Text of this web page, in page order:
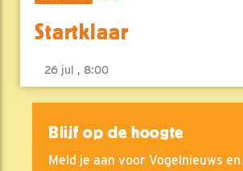
Startklaar
26 jul , 8:00
Blijf op de hoogte
Meld je aan voor Vogelnieuws